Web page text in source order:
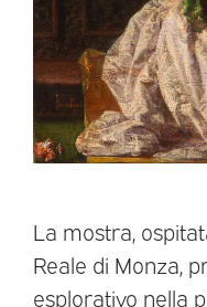
La mostra,
Reale di Monza,
esplorativo nella